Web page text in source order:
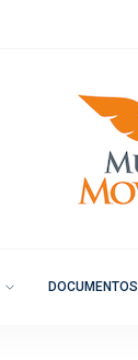
DOCUMENTOS